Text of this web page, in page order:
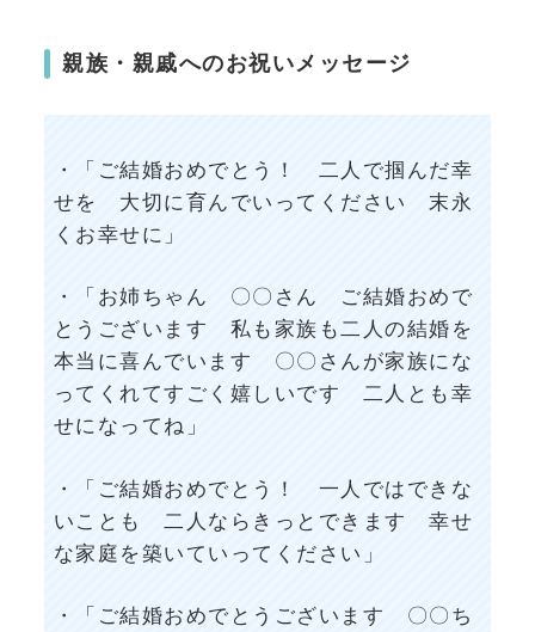
親族・親戚へのお祝いメッセージ
・「ご結婚おめでとう！ 二人で掴んだ幸
せを 大切に育んでいってください 末永
くお幸せに」
・「お姉ちゃん 〇〇さん ご結婚おめで
とうございます 私も家族も二人の結婚を
本当に喜んでいます 〇〇さんが家族にな
ってくれてすごく嬉しいです 二人とも幸
せになってね」
・「ご結婚おめでとう！ 一人ではできな
いことも 二人ならきっとできます 幸せ
な家庭を築いていってください」
・「ご結婚おめでとうございます 〇〇ち